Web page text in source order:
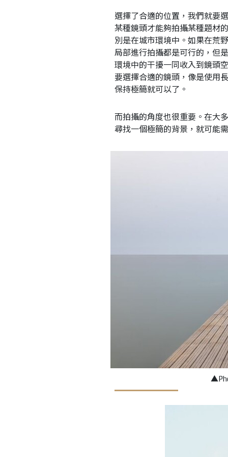
選擇了合適的位置，我們就要
某種鏡頭才能夠拍攝某種題材
別是在城市環境中。如果在荒
局部進行拍攝都是可行的，但
環境中的干擾一同收入到鏡頭
要選擇合適的鏡頭，像是使用
保持極簡就可以了。
而拍攝的角度也很重要。在大
尋找一個極簡的背景，就可能